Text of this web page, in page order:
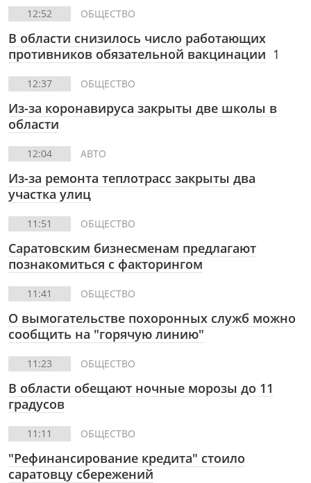
12:52 ОБЩЕСТВО
В области снизилось число работающих
противников обязательной вакцинации 1
12:37 ОБЩЕСТВО
Из-за коронавируса закрыты две школы в
области
12:04 АВТО
Из-за ремонта теплотрасс закрыты два
участка улиц
11:51 ОБЩЕСТВО
Саратовским бизнесменам предлагают
познакомиться с факторингом
11:41 ОБЩЕСТВО
О вымогательстве похоронных служб можно
сообщить на "горячую линию"
11:23 ОБЩЕСТВО
В области обещают ночные морозы до 11
градусов
11:11 ОБЩЕСТВО
"Рефинансирование кредита" стоило
саратовцу сбережений